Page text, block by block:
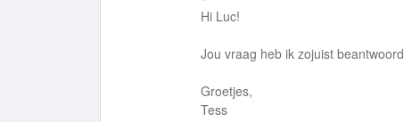
Hi Luc!
Jou vraag heb ik zojuist beantwoord
Groetjes,
Tess